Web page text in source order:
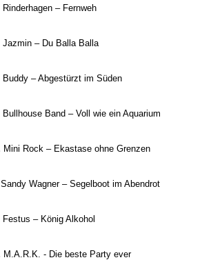
Rinderhagen – Fernweh
Jazmin – Du Balla Balla
Buddy – Abgestürzt im Süden
Bullhouse Band – Voll wie ein Aquarium
Mini Rock – Ekastase ohne Grenzen
Sandy Wagner – Segelboot im Abendrot
Festus – König Alkohol
M.A.R.K. - Die beste Party ever